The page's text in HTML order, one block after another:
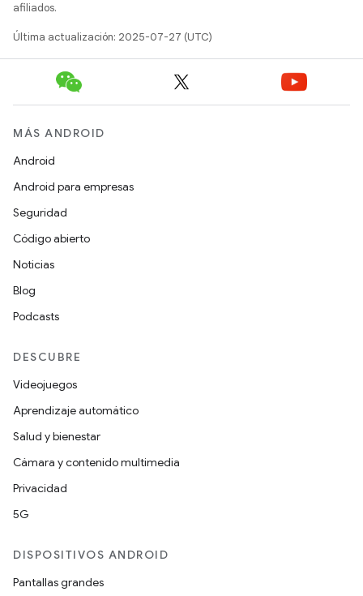
afiliados.
Última actualización: 2025-07-27 (UTC)
MÁS ANDROID
Android
Android para empresas
Seguridad
Código abierto
Noticias
Blog
Podcasts
DESCUBRE
Videojuegos
Aprendizaje automático
Salud y bienestar
Cámara y contenido multimedia
Privacidad
5G
DISPOSITIVOS ANDROID
Pantallas grandes